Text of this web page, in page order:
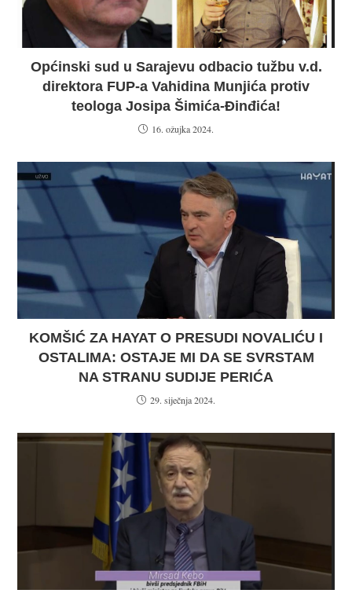
Općinski sud u Sarajevu odbacio tužbu v.d.
direktora FUP-a Vahidina Munjića protiv
teologa Josipa Šimića-Đinđića!
16. ožujka 2024.
KOMŠIĆ ZA HAYAT O PRESUDI NOVALIĆU I
OSTALIMA: OSTAJE MI DA SE SVRSTAM
NA STRANU SUDIJE PERIĆA
29. siječnja 2024.